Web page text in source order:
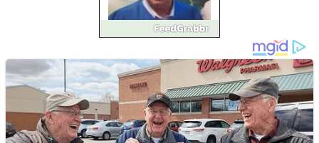
Anchetă incendiară la
abuz în serviciu